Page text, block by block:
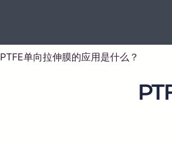
PTFE单向拉伸膜的应用是什么？